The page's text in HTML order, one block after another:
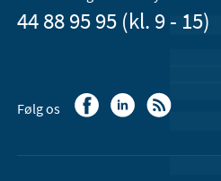
44 88 95 95 (kl. 9 - 15)
Følg os